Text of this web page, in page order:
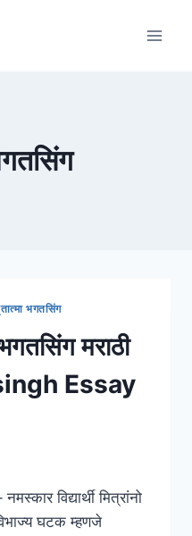
भगतसिंग
मराठी
Essay
विद्यार्थी मित्रांनो
घटक म्हणजे